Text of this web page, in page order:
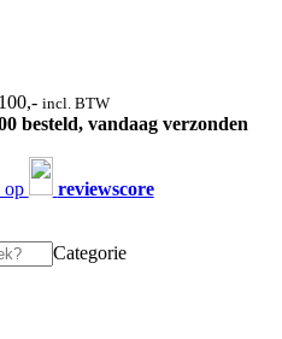
incl. BTW
besteld, vandaag verzonden
op reviewscore
Categorie